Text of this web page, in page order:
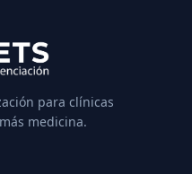
para clínicas
medicina.